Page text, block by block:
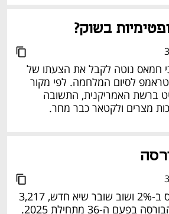
בשוק?
רשת CBS מדווחת כי חמאס נוטה לקבל את הצעתו של
נשיא ארה"ב דונלד טראמפ לסיום המלחמה. לפי מקור
מצרים ולקטאר כבר מחר.
מדד ת"א 125 מטפס ב-2% ושוב שובר שיא חדש, 3,217